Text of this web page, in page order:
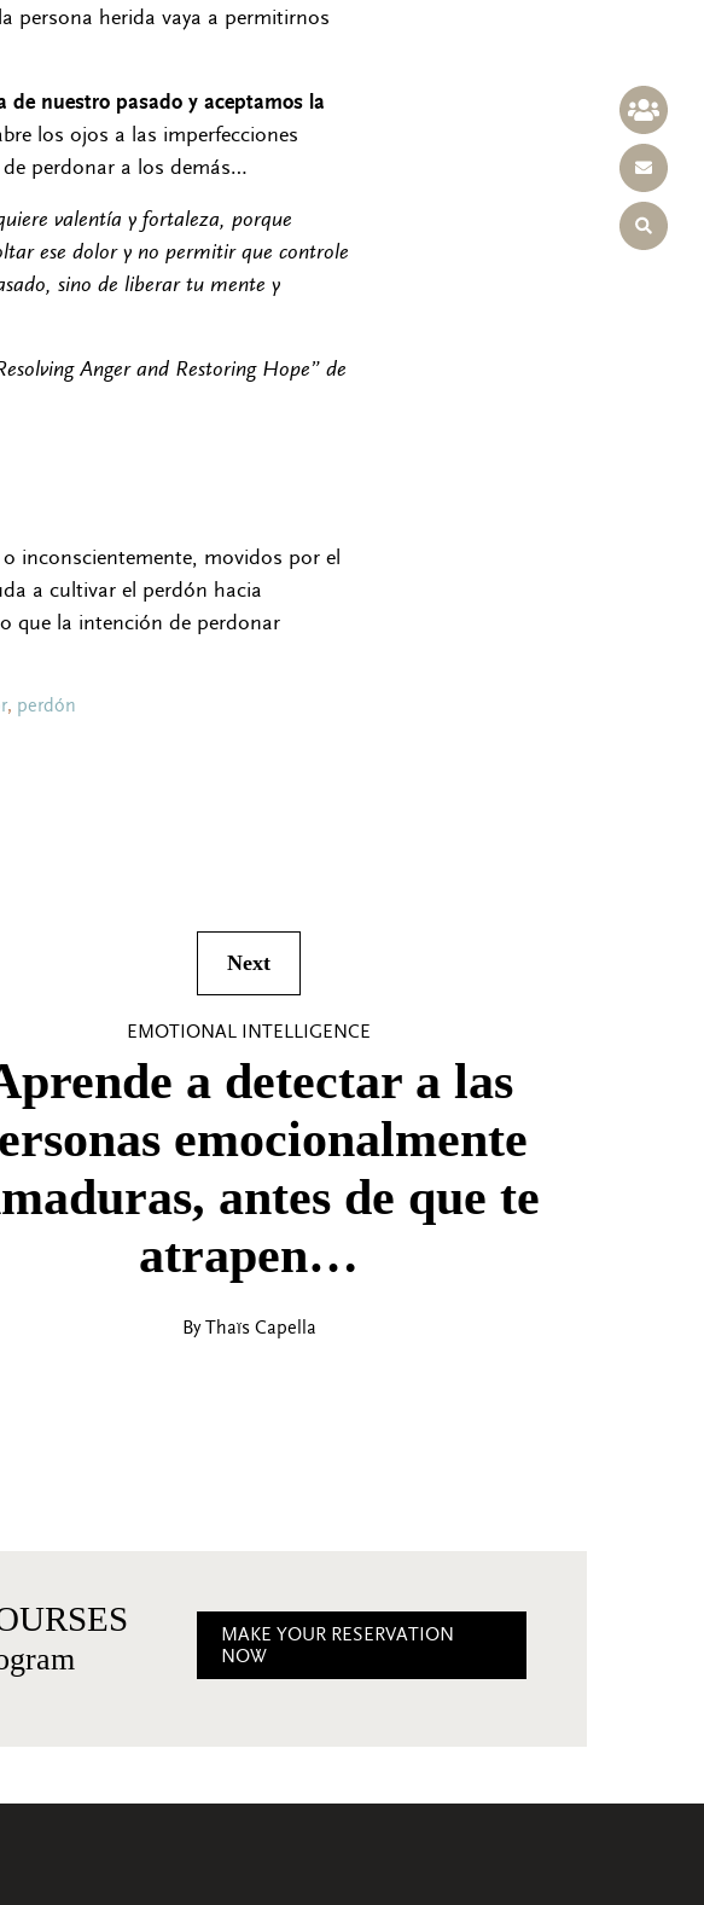
persona herida vaya a permitirnos
nuestro pasado y aceptamos la
los ojos a las imperfecciones
perdonar a los demás…
valentía y fortaleza, porque
ese dolor y no permitir que controle
sino de liberar tu mente y
Anger and Restoring Hope” de
inconscientemente, movidos por el
a cultivar el perdón hacia
que la intención de perdonar
, perdón
Next
EMOTIONAL INTELLIGENCE
a detectar a las
emocionalmente
antes de que te
atrapen…
By Thaïs Capella
MAKE YOUR RESERVATION
NOW